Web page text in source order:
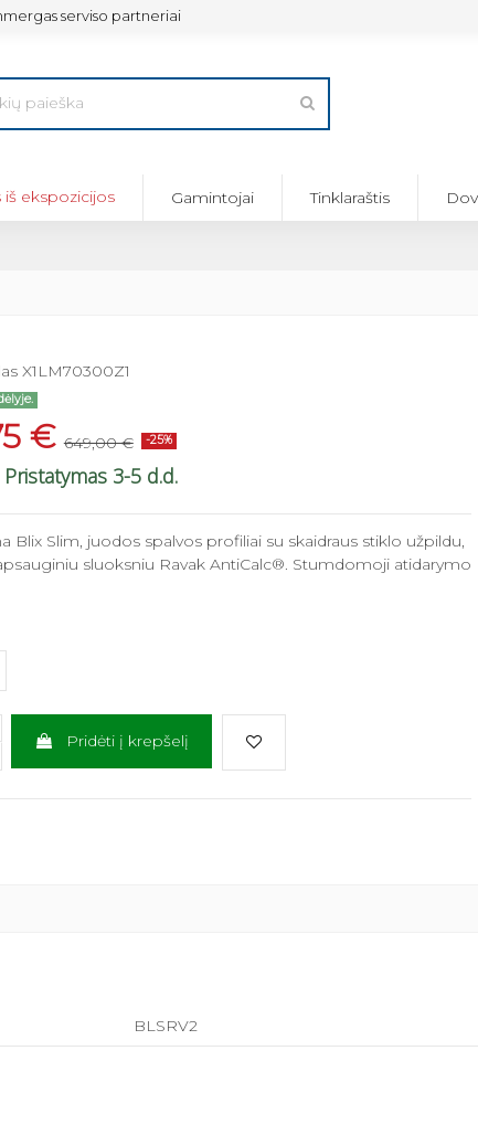
serviso partneriai
iš ekspozicijos Gamintojai Tinklaraštis
X1LM70300Z1
€ 649,00 € -25%
3-5 d.d.
Blix Slim, juodos spalvos profiliai su skaidraus stiklo užpildu,
sluoksniu Ravak AntiCalc®. Stumdomoji atidarymo
Pridėti į krepšelį
89,25 € 119,00 €
BLSRV2